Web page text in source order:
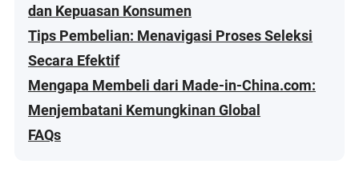
dan Kepuasan Konsumen
Tips Pembelian: Menavigasi Proses Seleksi
Secara Efektif
Mengapa Membeli dari Made-in-China.com:
Menjembatani Kemungkinan Global
FAQs